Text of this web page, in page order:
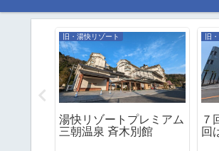
旧・湯快リゾート
湯快リゾートプレミアム
三朝温泉 斉木別館
旧
７
回